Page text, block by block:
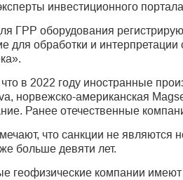
инвестиционного
ГРР оборудования
для обработки и
в 2022 году иностранные
норвежско-американская
Ранее отечественные
что санкции не являются
больше девяти лет.
геофизические компании